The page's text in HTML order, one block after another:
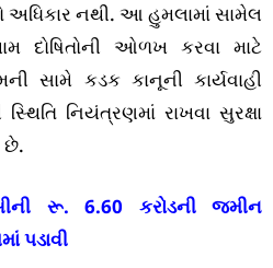
અધિકાર નથી. આ હુમલામાં સામેલ
દોષિતોની ઓળખ કરવા માટે
સામે કડક કાનૂની કાર્યવાહી
નિયંત્રણમાં રાખવા સુરક્ષા
છે.
રૂ. 6.60 કરોડની જમીન
પડાવી